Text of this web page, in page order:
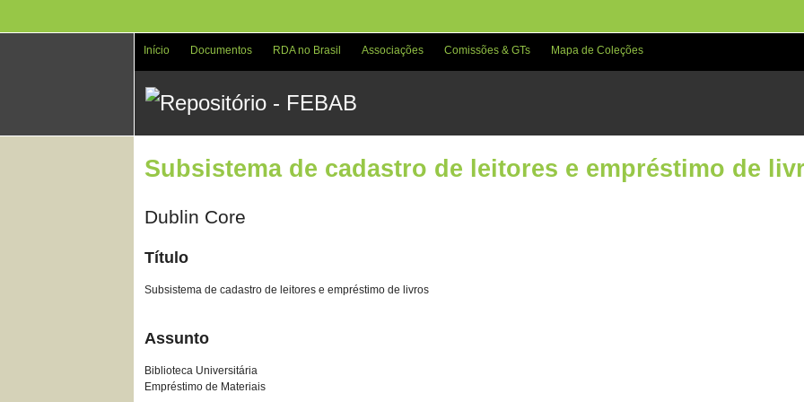
Início Documentos RDA no Brasil Associações Comissões & GTs Mapa de Coleções
Subsistema de cadastro de leitores e empréstimo de
Dublin Core
Título
Subsistema de cadastro de leitores e empréstimo de livros
Assunto
Biblioteca Universitária
Empréstimo de Materiais